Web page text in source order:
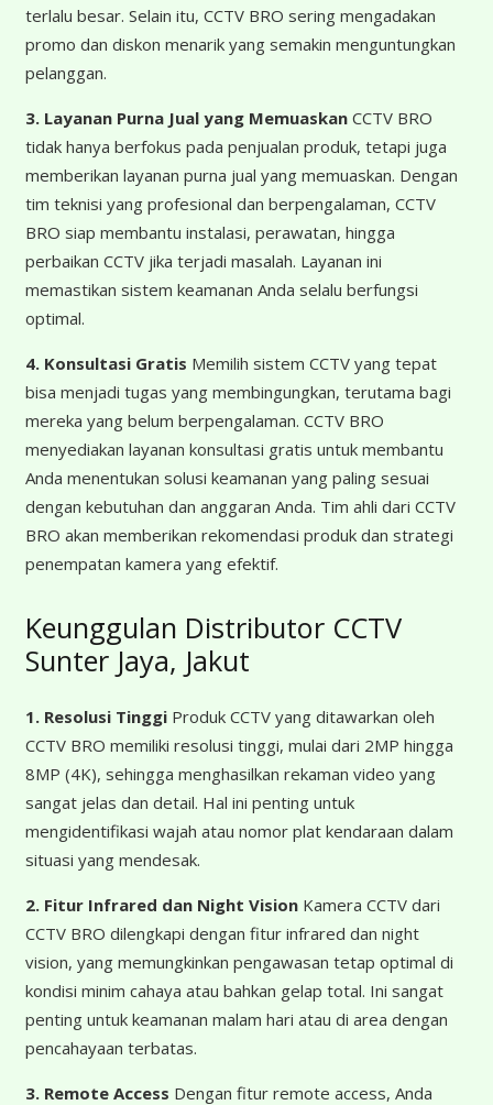
terlalu besar. Selain itu, CCTV BRO sering mengadakan
promo dan diskon menarik yang semakin menguntungkan
pelanggan.
3. Layanan Purna Jual yang MemuaskanCCTV BRO
tidak hanya berfokus pada penjualan produk, tetapi juga
memberikan layanan purna jual yang memuaskan. Dengan
tim teknisi yang profesional dan berpengalaman, CCTV
BRO siap membantu instalasi, perawatan, hingga
perbaikan CCTV jika terjadi masalah. Layanan ini
memastikan sistem keamanan Anda selalu berfungsi
optimal.
4. Konsultasi Gratis Memilih sistem CCTV yang tepat
bisa menjadi tugas yang membingungkan, terutama bagi
mereka yang belum berpengalaman. CCTV BRO
menyediakan layanan konsultasi gratis untuk membantu
Anda menentukan solusi keamanan yang paling sesuai
dengan kebutuhan dan anggaran Anda. Tim ahli dari CCTV
BRO akan memberikan rekomendasi produk dan strategi
penempatan kamera yang efektif.
Keunggulan Distributor CCTV
Sunter Jaya, Jakut
1. Resolusi TinggiProduk CCTV yang ditawarkan oleh
CCTV BRO memiliki resolusi tinggi, mulai dari 2MP hingga
8MP (4K), sehingga menghasilkan rekaman video yang
sangat jelas dan detail. Hal ini penting untuk
mengidentifikasi wajah atau nomor plat kendaraan dalam
situasi yang mendesak.
2. Fitur Infrared dan Night VisionKamera CCTV dari
CCTV BRO dilengkapi dengan fitur infrared dan night
vision, yang memungkinkan pengawasan tetap optimal di
kondisi minim cahaya atau bahkan gelap total. Ini sangat
penting untuk keamanan malam hari atau di area dengan
pencahayaan terbatas.
3. Remote Access Dengan fitur remote access, Anda